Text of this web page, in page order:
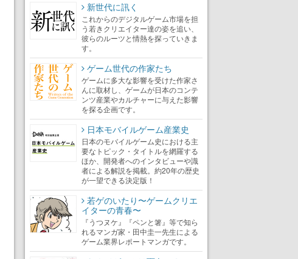
新世代に訊く
これからのデジタルゲーム市場を担
う若きクリエイター達の姿を追い、
彼らのルーツと情熱を探っていきま
す。
ゲーム世代の作家たち
ゲームに多大な影響を受けた作家さ
んに取材し、ゲームが日本のコンテ
ンツ産業やカルチャーに与えた影響
を探る企画です。
日本モバイルゲーム産業史
日本のモバイルゲーム史における主
要なトピック・タイトルを網羅する
ほか、開発者へのインタビューや識
者による解説を掲載。約20年の歴史
が一望できる決定版！
若ゲのいたり〜ゲームクリエ
イターの青春〜
『うつヌケ』『ペンと箸』等で知ら
れるマンガ家・田中圭一先生による
ゲーム業界レポートマンガです。